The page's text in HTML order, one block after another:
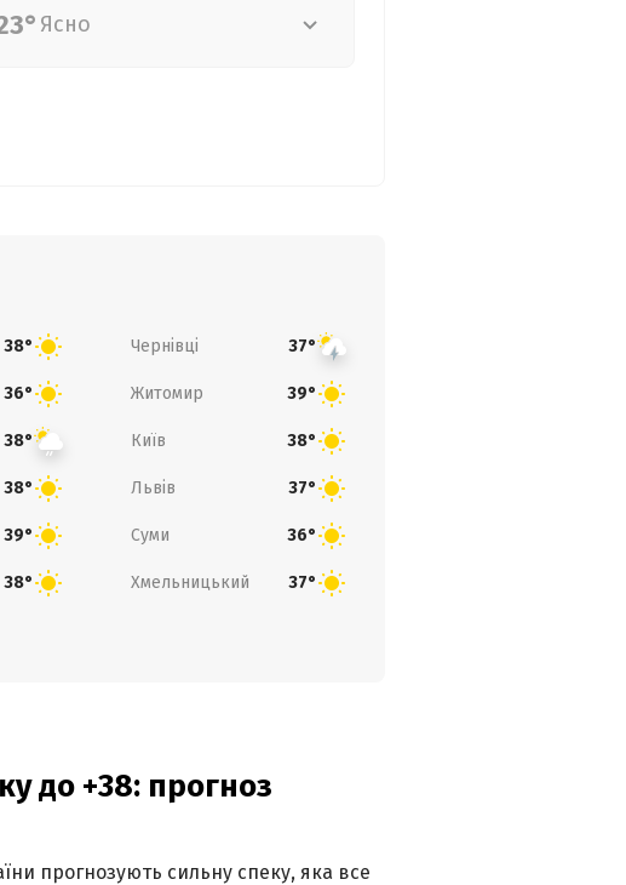
Ясно
38° Чернівці 37°
36° Житомир 39°
38° Київ 38°
38° Львів 37°
39° Суми 36°
38° Хмельницький 37°
до +38: прогноз
прогнозують сильну спеку, яка все